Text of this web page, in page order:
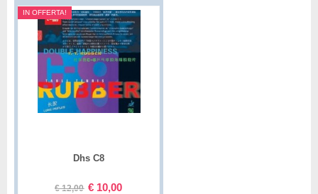
IN OFFERTA!
Dhs C8
€12,00 € 10,00